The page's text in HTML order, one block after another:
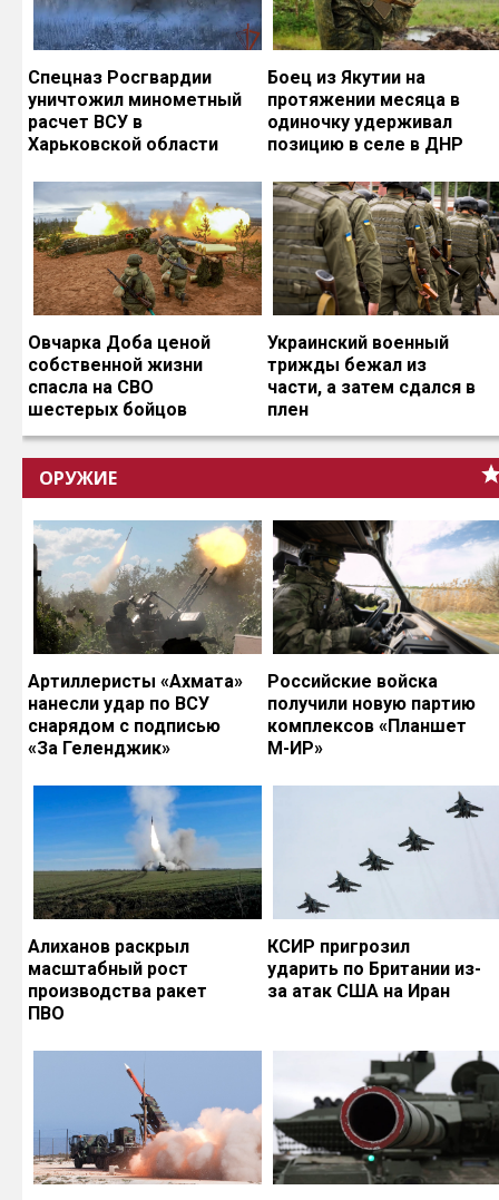
Спецназ Росгвардии
уничтожил минометный
расчет ВСУ в
Харьковской области
Боец из Якутии на
протяжении месяца в
одиночку удерживал
позицию в селе в ДНР
Овчарка Доба ценой
собственной жизни
спасла на СВО
шестерых бойцов
Украинский военный
трижды бежал из
части, а затем сдался в
плен
ОРУЖИЕ
Артиллеристы «Ахмата»
нанесли удар по ВСУ
снарядом с подписью
«За Геленджик»
Российские войска
получили новую партию
комплексов «Планшет
М-ИР»
Алиханов раскрыл
масштабный рост
производства ракет
ПВО
КСИР пригрозил
ударить по Британии из-
за атак США на Иран